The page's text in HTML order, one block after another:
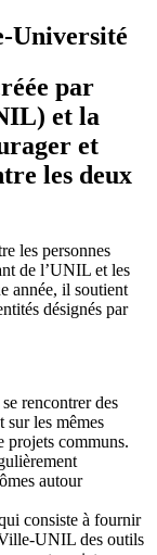
Université
par
et la
et
les deux
les personnes
de l’UNIL et les
année, il soutient
désignés par
rencontrer des
sur les mêmes
projets communs.
autour
consiste à fournir
UNIL des outils